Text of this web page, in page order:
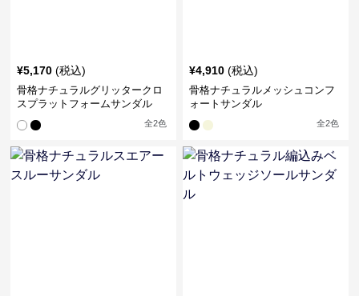
¥5,170 (税込)
骨格ナチュラルグリッタークロ
スプラットフォームサンダル
全2色
¥4,910 (税込)
骨格ナチュラルメッシュコンフ
ォートサンダル
全2色